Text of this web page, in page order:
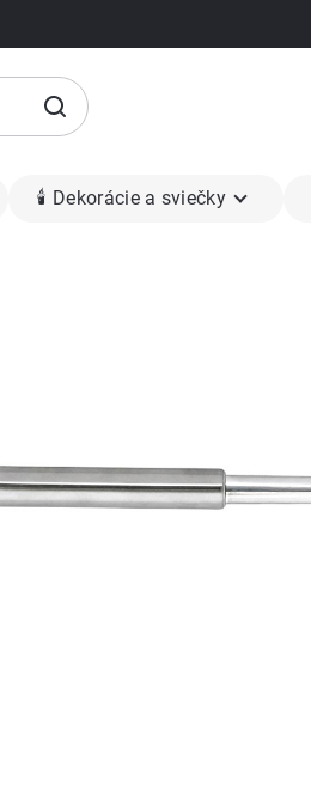
🕯 Dekorácie a sviečky